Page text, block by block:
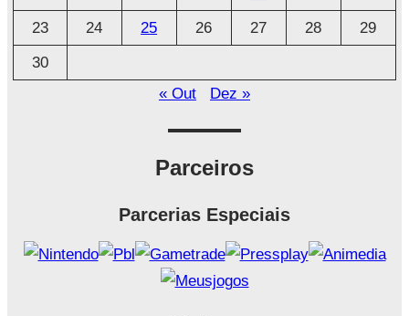
23
24 25 26 27 28
29
30
« Out
Dez »
Parceiros
Parcerias Especiais